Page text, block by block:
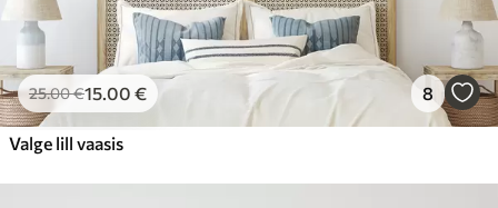
25.00€15.00 € 8
Valge lill vaasis